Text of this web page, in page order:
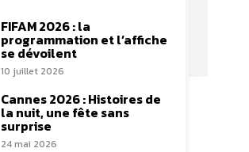
FIFAM 2026 : la
programmation et l’affiche
se dévoilent
10 juillet 2026
Cannes 2026 : Histoires de
la nuit, une fête sans
surprise
24 mai 2026